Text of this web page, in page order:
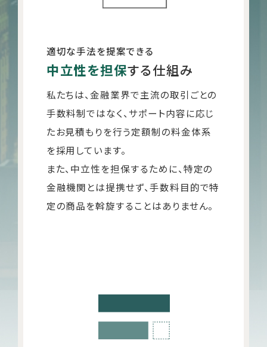
適切な手法を提案できる
中立性を担保する仕組み
私たちは、金融業界で主流の取引ごとの
手数料制ではなく、サポート内容に応じ
たお見積もりを行う定額制の料金体系
を採用しています。
また、中立性を担保するために、特定の
金融機関とは提携せず、手数料目的で特
定の商品を斡旋することはありません。